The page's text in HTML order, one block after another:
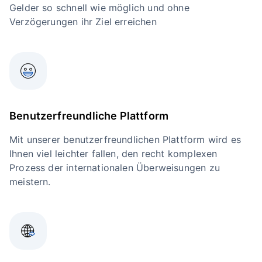
Gelder so schnell wie möglich und ohne
Verzögerungen ihr Ziel erreichen
Benutzerfreundliche Plattform
Mit unserer benutzerfreundlichen Plattform wird es
Ihnen viel leichter fallen, den recht komplexen
Prozess der internationalen Überweisungen zu
meistern.